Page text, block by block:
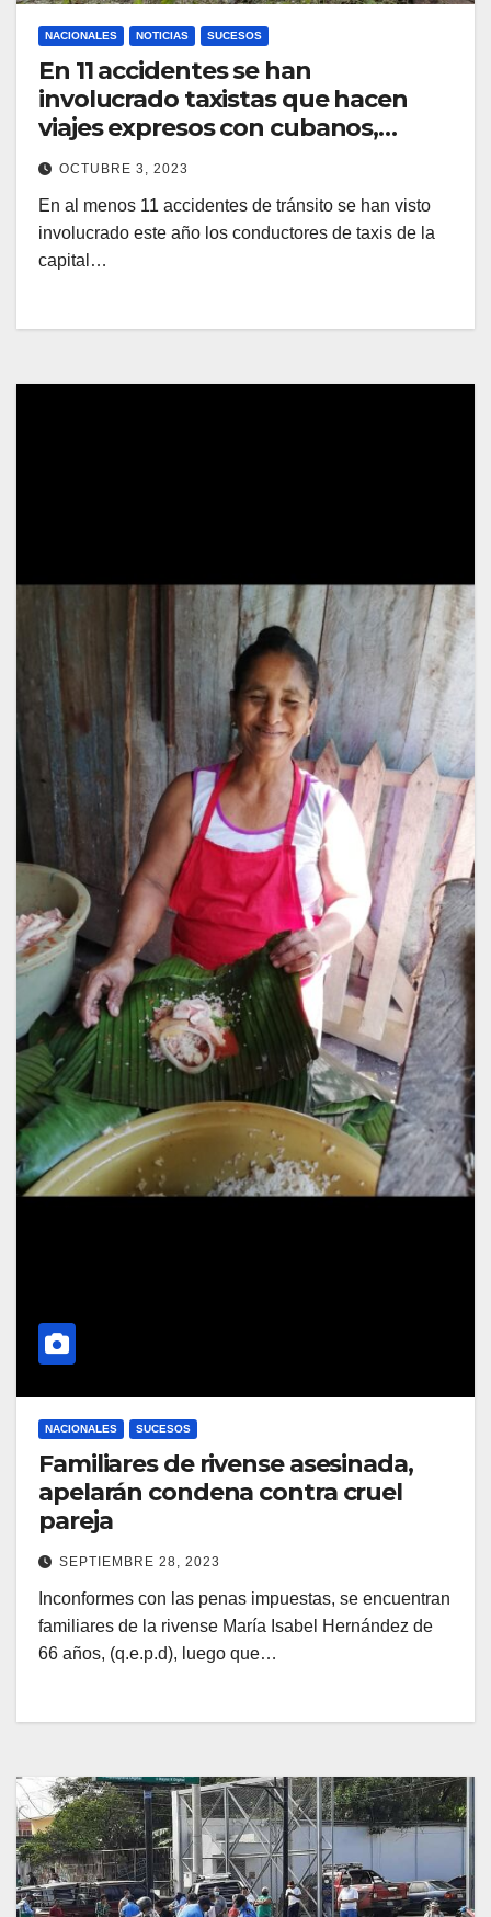
NACIONALES NOTICIAS SUCESOS
En 11 accidentes se han
involucrado taxistas que hacen
viajes expresos con cubanos,
venezolanos y haitianos desde
Managua a la frontera norte
OCTUBRE 3, 2023
En al menos 11 accidentes de tránsito se han visto
involucrado este año los conductores de taxis de la
capital…
NACIONALES SUCESOS
Familiares de rivense asesinada,
apelarán condena contra cruel
pareja
SEPTIEMBRE 28, 2023
Inconformes con las penas impuestas, se encuentran
familiares de la rivense María Isabel Hernández de
66 años, (q.e.p.d), luego que…